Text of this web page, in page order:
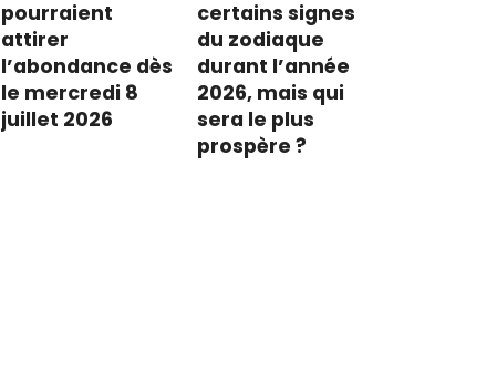
pourraient
attirer
l’abondance dès
le mercredi 8
juillet 2026
certains signes
du zodiaque
durant l’année
2026, mais qui
sera le plus
prospère ?